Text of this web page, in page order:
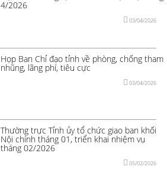
4/2026
03/04/2026
Họp Ban Chỉ đạo tỉnh về phòng, chống tham
nhũng, lãng phí, tiêu cực
03/04/2026
Thường trực Tỉnh ủy tổ chức giao ban khối
Nội chính tháng 01, triển khai nhiệm vụ
tháng 02/2026
05/02/2026